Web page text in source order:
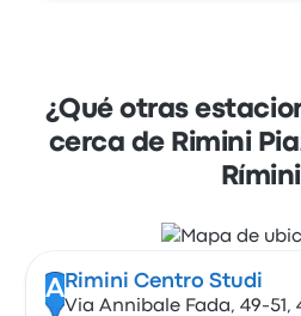
¿Qué otras
cerca de Rimini
A Rimini Centro Studi
Via Annibale Fada, 49-51,